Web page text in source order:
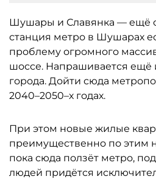
Шушары и Славянка — ещё
станция метро в Шушарах
проблему огромного
шоссе. Напрашивается ещё
города. Дойти сюда
2040–2050–х годах.
При этом новые жилые
преимущественно по этим
пока сюда ползёт метро,
людей придётся